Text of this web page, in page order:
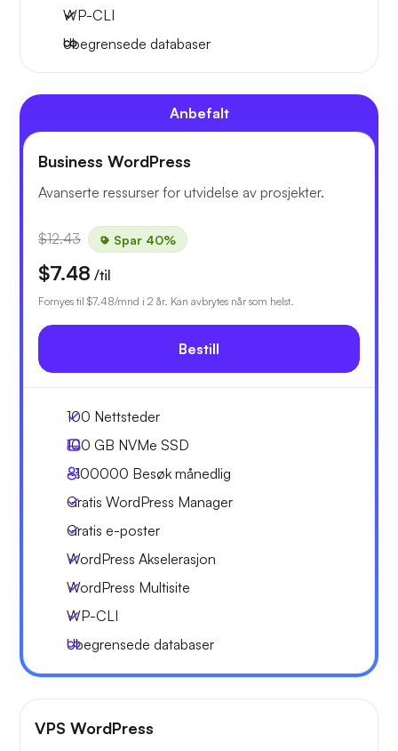
WP-CLI
Ubegrensede databaser
Anbefalt
Business WordPress
Avanserte ressurser for utvidelse av prosjekter.
$12.43 Spar 40%
$7.48 /til
Fornyes til $7.48/mnd i 2 år. Kan avbrytes når som helst.
Bestill
100 Nettsteder
100 GB NVMe SSD
~100000 Besøk månedlig
Gratis WordPress Manager
Gratis e-poster
WordPress Akselerasjon
WordPress Multisite
WP-CLI
Ubegrensede databaser
VPS WordPress